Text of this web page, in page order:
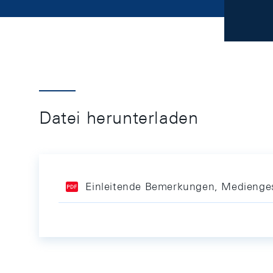
Datei herunterladen
Einleitende Bemerkungen,